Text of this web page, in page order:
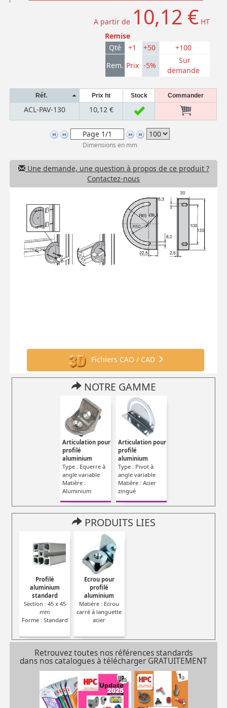
A partir de 10,12 € HT
Remise
Qté
+1 +50
+100
Rem. Prix -5%
Sur
demande
Réf. Prix ht Stock Commander
ACL-PAV-130 10,12 €
Dimensions en mm
Une demande, une question à propos de ce produit ?
Contactez-nous
Fichiers CAO / CAD
NOTRE GAMME
Articulation pour
profilé
aluminium
Type : Equerre à
angle variable
Matière :
Aluminium
Articulation pour
profilé
aluminium
Type : Pivot à
angle variable
Matière : Acier
zingué
PRODUITS LIES
Profilé
aluminium
standard
Section : 45 x 45
mm
Forme : Standard
Ecrou pour
profilé
aluminium
Matière : Ecrou
carré à languette
acier
Retrouvez toutes nos références standards
dans nos catalogues à télécharger GRATUITEMENT